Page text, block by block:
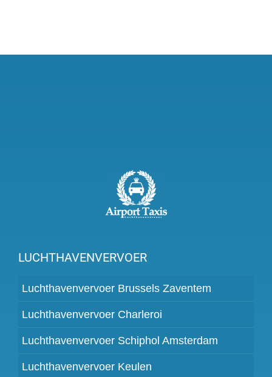
LUCHTHAVENVERVOER
Luchthavenvervoer Brussels Zaventem
Luchthavenvervoer Charleroi
Luchthavenvervoer Schiphol Amsterdam
Luchthavenvervoer Keulen